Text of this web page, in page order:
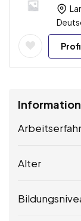
Information
Alter